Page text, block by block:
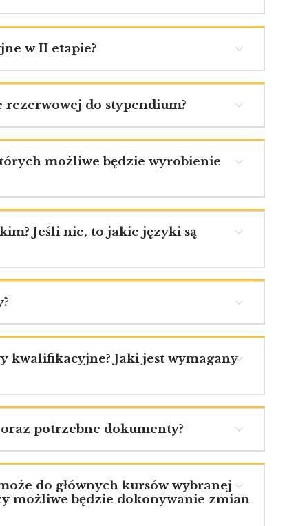
w II etapie?
rezerwowej do stypendium?
możliwe będzie wyrobienie
Jeśli nie, to jakie języki są
kwalifikacyjne? Jaki jest wymagany
oraz potrzebne dokumenty?
do głównych kursów wybranej
możliwe będzie dokonywanie zmian